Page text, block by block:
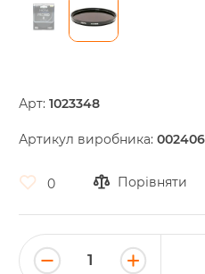
beginning
the
gallery
Арт: 1023348
Артикул виробника:
Порівняти
0